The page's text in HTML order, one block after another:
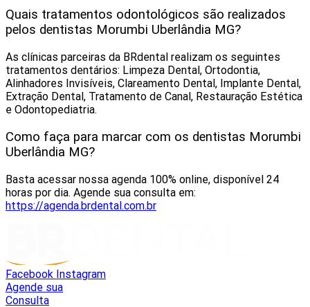
Quais tratamentos odontológicos são realizados
pelos dentistas Morumbi Uberlândia MG?
As clínicas parceiras da BRdental realizam os seguintes
tratamentos dentários: Limpeza Dental, Ortodontia,
Alinhadores Invisíveis, Clareamento Dental, Implante Dental,
Extração Dental, Tratamento de Canal, Restauração Estética
e Odontopediatria.
Como faça para marcar com os dentistas Morumbi
Uberlândia MG?
Basta acessar nossa agenda 100% online, disponível 24
horas por dia. Agende sua consulta em:
https://agenda.brdental.com.br
Facebook Instagram
Agende sua
Consulta